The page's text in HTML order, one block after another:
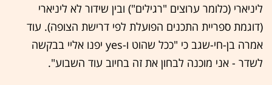
ליניארי (כלומר ערוצים "רגילים") ובין שידור לא ליניארי
(דוגמת ספריית התכנים הפועלת לפי דרישת הצופה). עוד
אמרה בן-חי-שגב כי "ככל שהוט ו-yes יפנו אליי בבקשה
לשדר - אני מוכנה לבחון את זה בחיוב עוד השבוע".